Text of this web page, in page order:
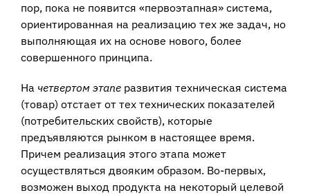
пор, пока не появится «первоэтапная» система,
ори­ентированная на реализацию тех же задач, но
выполняющая их на основе нового, более
совершенного принципа.
На четвертом этапе развития техническая система
(товар) отстает от тех тех­нических показателей
(потребительских свойств), которые
предъявляются рын­ком в настоящее время.
Причем реализация этого этапа может
осуществляться двояким образом. Во-первых,
возможен выход продукта на некоторый целевой